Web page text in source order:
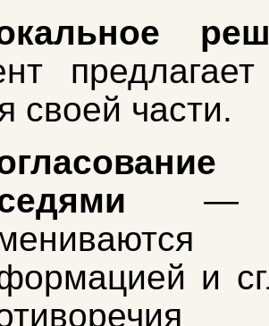
своей части.
—
и